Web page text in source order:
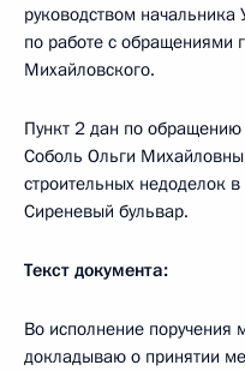
руководством
по работе с обращениями
Михайловского.
Пункт 2 дан по
Соболь Ольги Михайловны
строительных недоделок
Сиреневый бульвар.
Текст документа:
Во исполнение
докладываю о принятии